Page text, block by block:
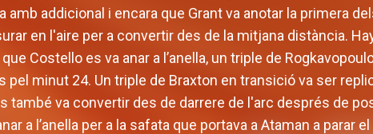
amb addicional i encara que Grant va anotar la primera
en l'aire per a convertir des de la mitjana distància.
Costello es va anar a l’anella, un triple de
pel minut 24. Un triple de Braxton en transició va ser
també va convertir des de darrere de l'arc després de
a l’anella per a la safata que portava a Ataman a parar